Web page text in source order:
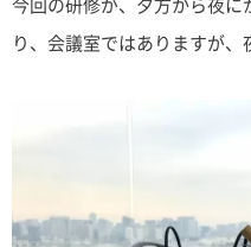
り、会議室ではありますが、